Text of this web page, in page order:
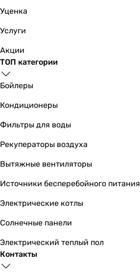
смеситель
Тип поверхности
глянцевая
глянцевая
глянцевая
глянцевая
глянцевая
глянцевая
глянцевая
глянцевая
глянцевая
Монтаж
настенный
настенный
настенный
настенный
настенный
Уценка
Услуги
Акции
ТОП категории
Бойлеры
Кондиционеры
Фильтры для воды
Рекуператоры воздуха
Вытяжные вентиляторы
Источники бесперебойного питания
Электрические котлы
Солнечные панели
Электрический теплый пол
Контакты